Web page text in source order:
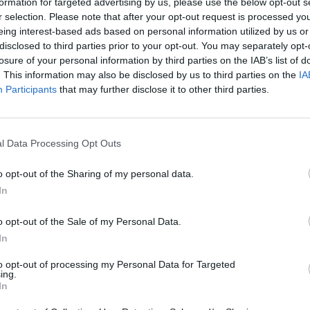
selection. Please note that after your opt-out request is processed
interest-based ads based on personal information utilized by us
to third parties prior to your opt-out. You may separately
of your personal information by third parties on the IAB’s list of
This information may also be disclosed by us to third parties on the
Participants that may further disclose it to other third parties.
Data Processing Opt Outs
opt-out of the Sharing of my personal data.
opt-out of the Sale of my Personal Data.
opt-out of processing my Personal Data for Targeted
e di movimento che
a sorprendere lo spagnolo,
il gioco e attaccando più spesso
sue abitudini. Inoltre sostenuto da
al servizio, Sinner ha
per 6-4 anche il secondo set con un
Alcaraz sale di livello e al
e chiudendo a sua volta alla terza palla
momento in poi inizia un’altra partita,
e l’inossidabile spagnolo che piano
il sopravvento. Nel momento di
Alcaraz nel quarto set e chiudere la
3 dopo aver sciupato altri due match